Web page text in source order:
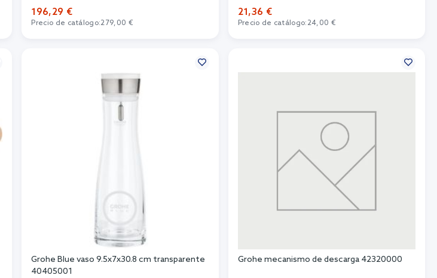
196,29 €
Precio de catálogo:279,00 €
21,36 €
Precio de catálogo: 24,00 €
Grohe Blue vaso 9.5x7x30.8 cm transparente
40405001
Grohe mecanismo de descarga 42320000